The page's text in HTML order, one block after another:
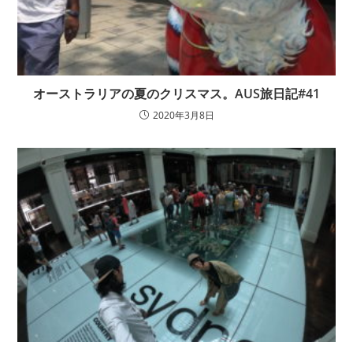
オーストラリアの夏のクリスマス。AUS旅日記#41
2020年3月8日